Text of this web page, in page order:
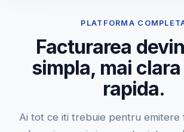
PLATFORMA
Facturarea
simpla, mai
rapida.
Ai tot ce iti trebuie pentru emitere